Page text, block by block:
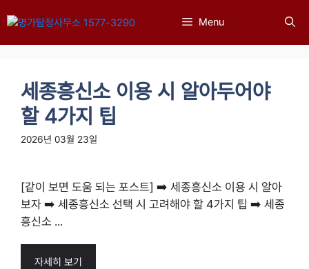
텐
츠
Menu
세종흥신소 이용 시 알아두어야
할 4가지 팁
2026년 03월 23일
[같이 보면 도움 되는 포스트] ➡️ 세종흥신소 이용 시 알아
보자 ➡️ 세종흥신소 선택 시 고려해야 할 4가지 팁 ➡️ 세종
흥신소 ...
자세히 보기